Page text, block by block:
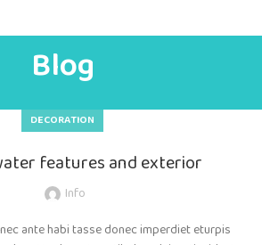
Blog
DECORATION
features and exterior
Info
ante habi tasse donec imperdiet eturpis